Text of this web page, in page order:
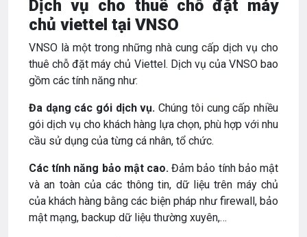
Dịch vụ cho thuê chỗ đặt máy
chủ viettel tại VNSO
VNSO là một trong những nhà cung cấp dịch vụ cho
thuê chỗ đặt máy chủ Viettel. Dịch vụ của VNSO bao
gồm các tính năng như:
Đa dạng các gói dịch vụ. Chúng tôi cung cấp nhiều
gói dịch vụ cho khách hàng lựa chọn, phù hợp với nhu
cầu sử dụng của từng cá nhân, tổ chức.
Các tính năng bảo mật cao. Đảm bảo tính bảo mật
và an toàn của các thông tin, dữ liệu trên máy chủ
của khách hàng bằng các biện pháp như firewall, bảo
mật mạng, backup dữ liệu thường xuyên,…